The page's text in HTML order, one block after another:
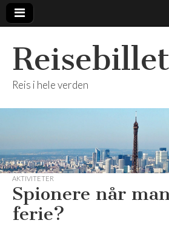
Reis i hele verden
AKTIVITETER
Spionere når
ferie?